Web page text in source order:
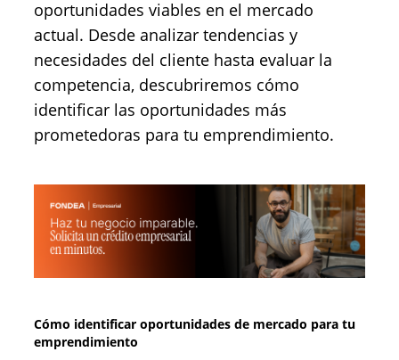
oportunidades viables en el mercado
actual. Desde analizar tendencias y
necesidades del cliente hasta evaluar la
competencia, descubriremos cómo
identificar las oportunidades más
prometedoras para tu emprendimiento.
Cómo identificar oportunidades de mercado para tu
emprendimiento